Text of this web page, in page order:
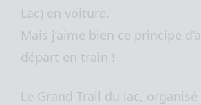
Lac) en voiture.
Mais j’aime bien ce principe
départ en train !
Le Grand Trail du lac,